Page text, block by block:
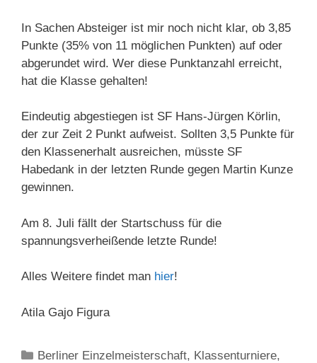
In Sachen Absteiger ist mir noch nicht klar, ob 3,85
Punkte (35% von 11 möglichen Punkten) auf oder
abgerundet wird. Wer diese Punktanzahl erreicht,
hat die Klasse gehalten!
Eindeutig abgestiegen ist SF Hans-Jürgen Körlin,
der zur Zeit 2 Punkt aufweist. Sollten 3,5 Punkte für
den Klassenerhalt ausreichen, müsste SF
Habedank in der letzten Runde gegen Martin Kunze
gewinnen.
Am 8. Juli fällt der Startschuss für die
spannungsverheißende letzte Runde!
Alles Weitere findet man hier!
Atila Gajo Figura
Kategorien
Berliner Einzelmeisterschaft, Klassenturniere,